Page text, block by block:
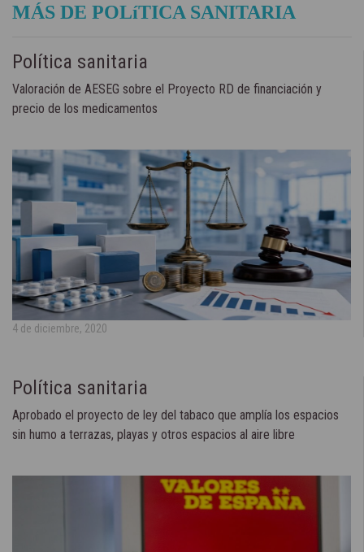
MÁS DE POLíTICA SANITARIA
Política sanitaria
Valoración de AESEG sobre el Proyecto RD de financiación y
precio de los medicamentos
4 de diciembre, 2020
Política sanitaria
Aprobado el proyecto de ley del tabaco que amplía los espacios
sin humo a terrazas, playas y otros espacios al aire libre